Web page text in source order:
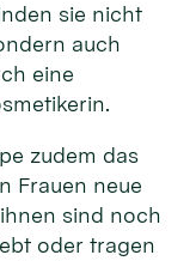
sie nicht
auch
eine
zudem das
Frauen neue
sind noch
oder tragen